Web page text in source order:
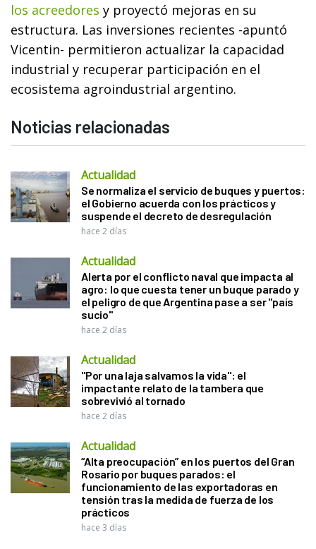
los acreedores y proyectó mejoras en su
estructura. Las inversiones recientes -apuntó
Vicentin- permitieron actualizar la capacidad
industrial y recuperar participación en el
ecosistema agroindustrial argentino.
Noticias relacionadas
Actualidad
Se normaliza el servicio de buques y puertos:
el Gobierno acuerda con los prácticos y
suspende el decreto de desregulación
hace 2 días
Actualidad
Alerta por el conflicto naval que impacta al
agro: lo que cuesta tener un buque parado y
el peligro de que Argentina pase a ser "país
sucio"
hace 2 días
Actualidad
"Por una laja salvamos la vida": el
impactante relato de la tambera que
sobrevivió al tornado
hace 2 días
Actualidad
“Alta preocupación” en los puertos del Gran
Rosario por buques parados: el
funcionamiento de las exportadoras en
tensión tras la medida de fuerza de los
prácticos
hace 3 días